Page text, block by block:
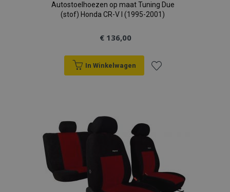
Autostoelhoezen op maat Tuning Due
(stof) Honda CR-V I (1995-2001)
€ 136,00
In Winkelwagen
aan
verlanglijst